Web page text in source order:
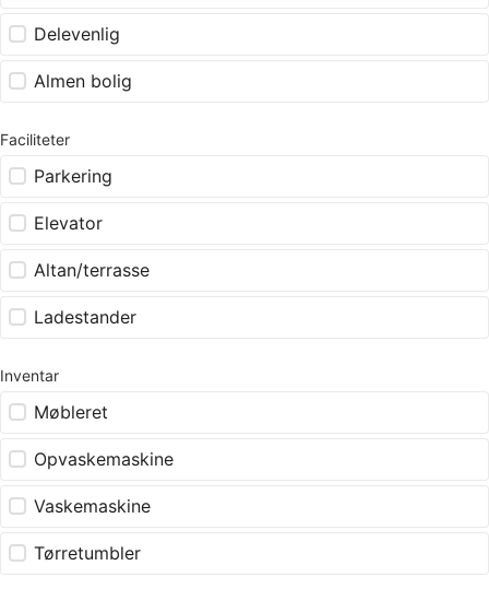
Delevenlig
Almen bolig
Faciliteter
Parkering
Elevator
Altan/terrasse
Ladestander
Inventar
Møbleret
Opvaskemaskine
Vaskemaskine
Tørretumbler